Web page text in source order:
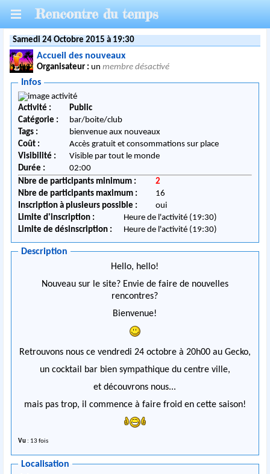
Rencontre du temps
Samedi 24 Octobre 2015 à 19:30
Accueil des nouveaux
Organisateur : unmembre désactivé
Infos
Activité :
Public
Catégorie :
bar/boite/club
Tags :
bienvenue aux nouveaux
Coût :
Accès gratuit et consommations sur place
Visibilité :
Visible par tout le monde
Durée :
02:00
Nbre de participants minimum :
2
Nbre de participants maximum :
16
Inscription à plusieurs possible :
oui
Limite d'inscription :
Heure de l'activité (19:30)
Limite de désinscription :
Heure de l'activité (19:30)
Description
Hello, hello!
Nouveau sur le site? Envie de faire de nouvelles
rencontres?
Bienvenue!
Retrouvons nous ce vendredi 24 octobre à 20h00 au Gecko,
un cocktail bar bien sympathique du centre ville,
et découvrons nous...
mais pas trop, il commence à faire froid en cette saison!
Vu : 13 fois
Localisation